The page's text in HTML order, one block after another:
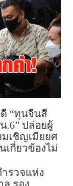
“ทุนจีนสี
.6” ปล่อยผู้
มเชิญเมียยศ
เกี่ยวข้องไม่
รวจแห่ง